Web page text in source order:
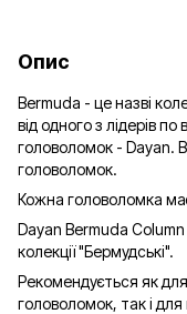
Опис
Bermuda - це назві
від одного з лідерів
головоломок - Dayan.
головоломок.
Кожна головоломка
Dayan Bermuda
колекції "Бермудські".
Рекомендується як
головоломок, так і для